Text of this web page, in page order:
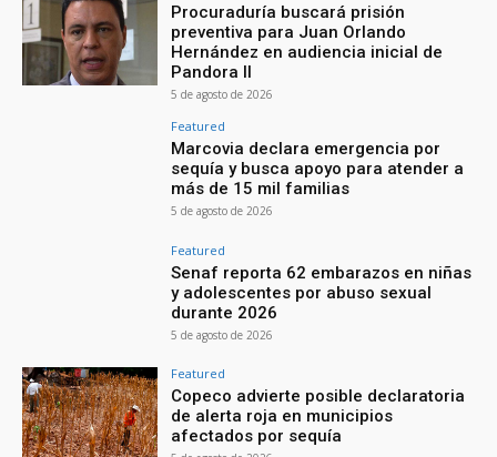
Procuraduría buscará prisión
preventiva para Juan Orlando
Hernández en audiencia inicial de
Pandora II
5 de agosto de 2026
Featured
Marcovia declara emergencia por
sequía y busca apoyo para atender a
más de 15 mil familias
5 de agosto de 2026
Featured
Senaf reporta 62 embarazos en niñas
y adolescentes por abuso sexual
durante 2026
5 de agosto de 2026
Featured
Copeco advierte posible declaratoria
de alerta roja en municipios
afectados por sequía